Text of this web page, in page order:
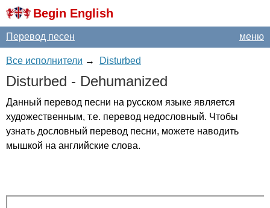
Begin English
меню
Перевод песен
Все исполнители → Disturbed
Disturbed - Dehumanized
Данный перевод песни на русском языке является
художественным, т.е. перевод недословный. Чтобы
узнать дословный перевод песни, можете наводить
мышкой на английские слова.